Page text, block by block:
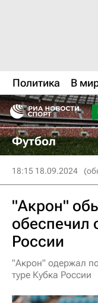
Политика В
Футбол
18:15 18.09.2024
"Акрон"
обеспечил
России
"Акрон" одержал
туре Кубка России